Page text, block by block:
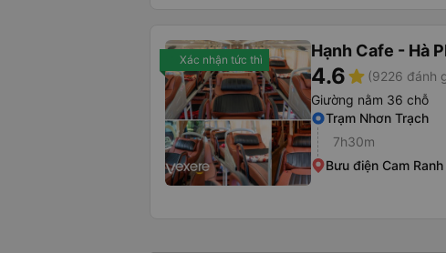
Xác nhận tức thì Hạnh Cafe - Hà
4.6star (9226 đánh
Giường nằm 36 chỗ
Trạm Nhơn Trạch
7h30m
Bưu điện Cam Ranh